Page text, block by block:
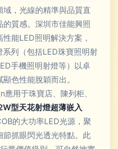
，光線的精準與品質直
質感。深圳市佳能興照
能LED照明解決方案，
列（包括LED珠寶照明射
手機照明射燈等）以卓
色性能脫穎而出。
用于珠寶店、陳列柜、
型天花射燈超薄嵌入
的大功率LED光源，聚
抓眼閃光透光特點。此